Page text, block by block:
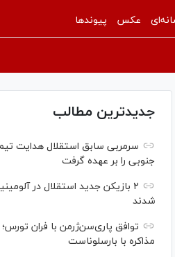
عکس پیوندها
جدیدترین مطالب
سرمربی سابق استقلال هدایت
جنوبی را بر عهده گرفت
۲ بازیکن جدید استقلال در
شدند
توافق پاری‌سن‌ژرمن با فران تورس؛
مذاکره با بارسلوناست